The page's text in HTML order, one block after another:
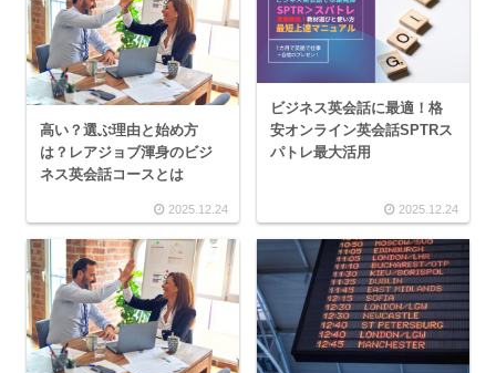
高い？選ぶ理由と始め方
は？レアジョブ渾身のビジ
ネス英会話コースとは
2025.12.24
ビジネス英会話に最適！格
安オンライン英会話SPTRス
パトレ最大活用
2025.12.24